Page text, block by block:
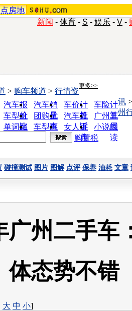
房地
新闻 - 体育 - S - 娱乐 - V -
更多>>
汽车报
价
汽车销
量
车价计
算
车险计
算
车型对
比
团购优
惠
汽车投
诉
广州车
展
单词翻
车型查
询
女人宝
典
小说阅
读
> 购车频道 > 行情资
讯
州
购置税
碰撞测试 图片 图解 点评 保养 油耗 文章
广州二手车
体态势不错
大 中 小]